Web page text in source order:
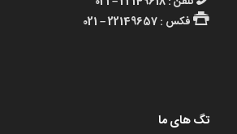
فکس : 22149657 – 021
تگ های ما